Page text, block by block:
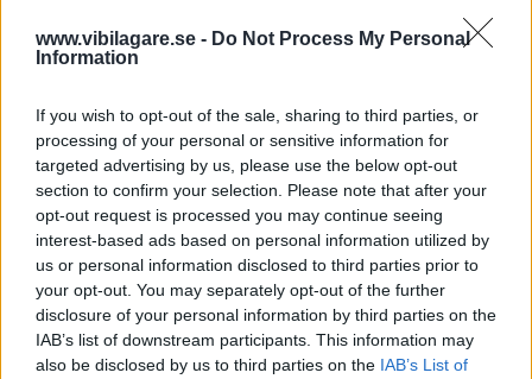
www.vibilagare.se - Do Not Process My Personal
Information
If you wish to opt-out of the sale, sharing to third parties, or
processing of your personal or sensitive information for
targeted advertising by us, please use the below opt-out
section to confirm your selection. Please note that after your
opt-out request is processed you may continue seeing
interest-based ads based on personal information utilized by
us or personal information disclosed to third parties prior to
your opt-out. You may separately opt-out of the further
disclosure of your personal information by third parties on the
IAB’s list of downstream participants. This information may
also be disclosed by us to third parties on the IAB’s List of
att fläkten hade bränt så man bytte den och allt
verkade fungera som det skulle, men efter
knappt två veckor så var det samma fel igen.
Har kontaktat säljaren igen men har ej fått
något svar vad man tänker göra så min fråga till
dig är vad kan det vara för fel? Nu sitter det en
ny fläkt så den borde väl inte ha bränt den
också?
Mats Janebrink
Svar :